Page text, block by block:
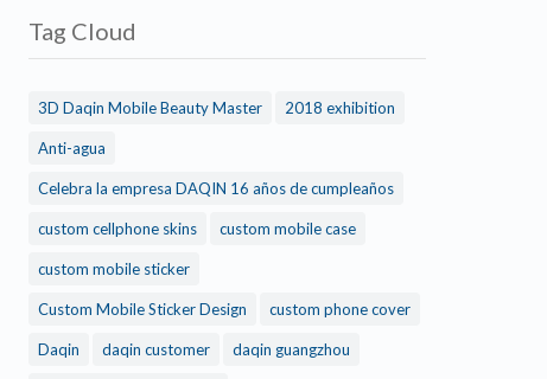
Tag Cloud
3D Daqin Mobile Beauty Master 2018 exhibition
Anti-agua
Celebra la empresa DAQIN 16 años de cumpleaños
custom cellphone skins custom mobile case
custom mobile sticker
Custom Mobile Sticker Design custom phone cover
Daqin daqin customer daqin guangzhou